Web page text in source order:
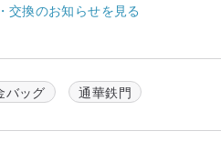
交換のお知らせを見る
バッグ 通華鉄門